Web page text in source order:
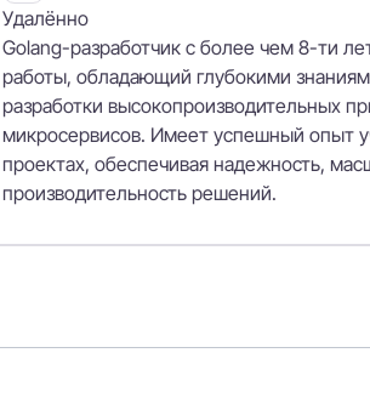
Удалённо
Golang-разработчик с более чем 8-ти
работы, обладающий глубокими
разработки высокопроизводительных
микросервисов. Имеет успешный опыт
проектах, обеспечивая надежность,
производительность решений.